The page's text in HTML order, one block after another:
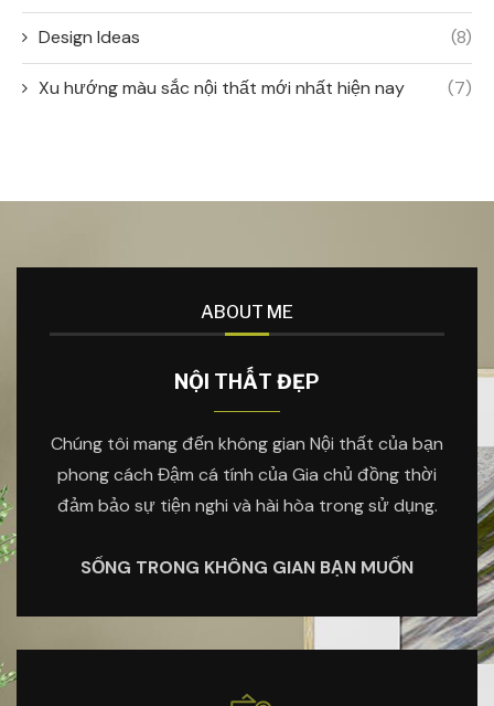
Design Ideas (8)
Xu hướng màu sắc nội thất mới nhất hiện nay (7)
ABOUT ME
NỘI THẤT ĐẸP
Chúng tôi mang đến không gian Nội thất của bạn
phong cách Đậm cá tính của Gia chủ đồng thời
đảm bảo sự tiện nghi và hài hòa trong sử dụng.
SỐNG TRONG KHÔNG GIAN BẠN MUỐN